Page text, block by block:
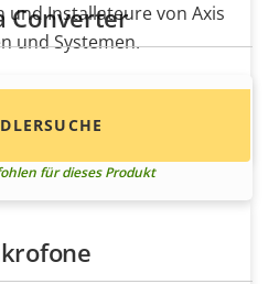
Converter
Ethernet zu Glasfaser
für dieses Produkt
Installateure von Axis
und Systemen.